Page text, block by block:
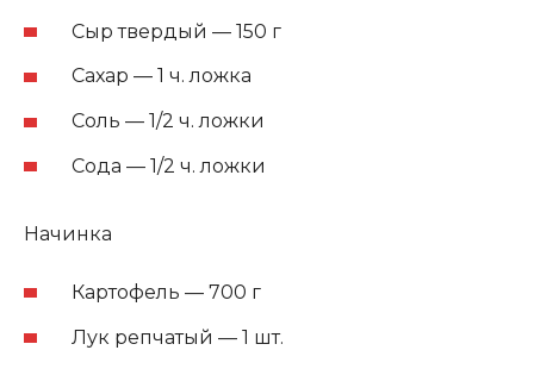
Сыр твердый — 150 г
Сахар — 1 ч. ложка
Соль — 1/2 ч. ложки
Сода — 1/2 ч. ложки
Начинка
Картофель — 700 г
Лук репчатый — 1 шт.